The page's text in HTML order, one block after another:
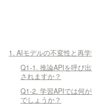
1. AIモデルの不変性と再
Q1-1. 推論APIを呼び
されますか？
Q1-2. 学習APIでは何
でしょうか？